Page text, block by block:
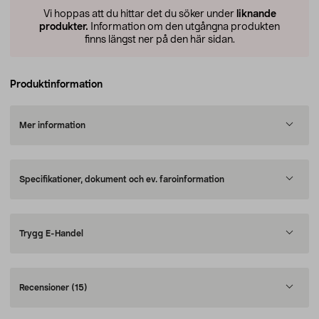
Vi hoppas att du hittar det du söker under liknande
produkter. Information om den utgångna produkten
finns längst ner på den här sidan.
Produktinformation
Mer information
Specifikationer, dokument och ev. faroinformation
Trygg E-Handel
Recensioner (15)